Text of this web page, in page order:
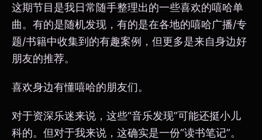
这期节目是我日常随手整理出的一些喜欢的嘻哈单
曲。有的是随机发现，有的是在各地的嘻哈广播/专
题/书籍中收集到的有趣案例，但更多是来自身边好
朋友的推荐。
喜欢身边有懂嘻哈的朋友们。
对于资深乐迷来说，这些“音乐发现”可能还挺小儿
科的。但对于我来说，这确实是一份“读书笔记”。